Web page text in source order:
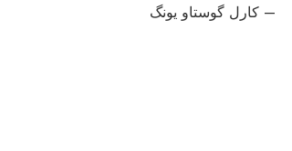
— کارل گوستاو یونگ